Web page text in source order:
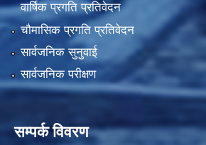
वार्षिक प्रगति प्रतिवेदन
चौमासिक प्रगति प्रतिवेदन
सार्वजनिक सुनुवाई
सार्वजनिक परीक्षण
सम्पर्क विवरण